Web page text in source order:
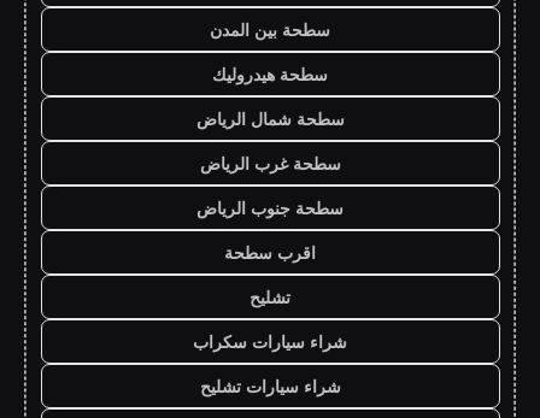
سطحة بين المدن
سطحة هيدروليك
سطحة شمال الرياض
سطحة غرب الرياض
سطحة جنوب الرياض
اقرب سطحة
تشليح
شراء سيارات سكراب
شراء سيارات تشليح